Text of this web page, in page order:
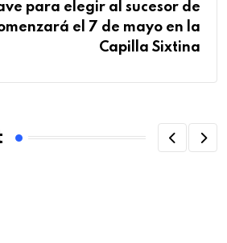
para elegir al sucesor de
el 7 de mayo en la
Capilla Sixtina